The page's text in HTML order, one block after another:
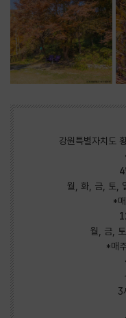
강원특별자치도
월, 화, 금, 토,
*
월, 금,
*매
3